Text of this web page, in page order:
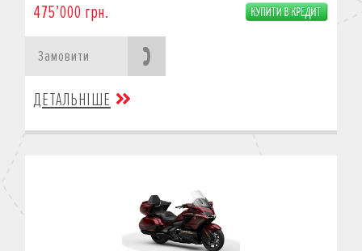
475’000 грн.
Замовити
ДЕТАЛЬНІШЕ